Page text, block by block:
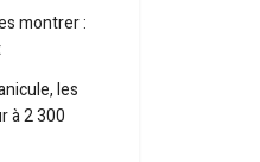
montrer :
les
à 2 300